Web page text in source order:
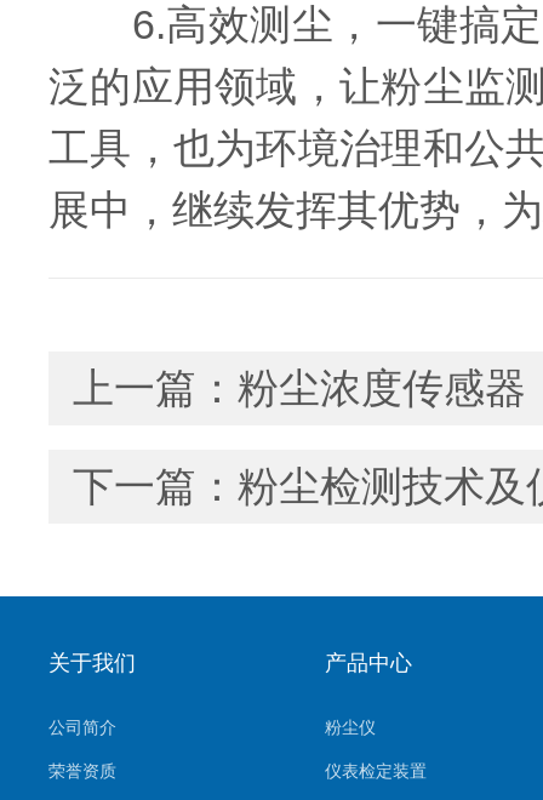
6.高效测尘，一键搞定
泛的应用领域，让粉尘监
工具，也为环境治理和公
展中，继续发挥其优势，
上一篇： 粉尘浓度传感器
下一篇： 粉尘检测技术及
关于我们
公司简介
荣誉资质
产品中心
粉尘仪
仪表检定装置